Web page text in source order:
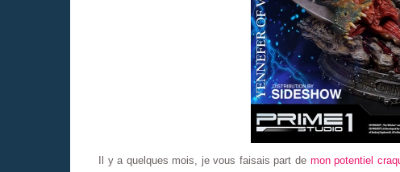
Il y a quelques mois, je vous faisais part de mon potentiel